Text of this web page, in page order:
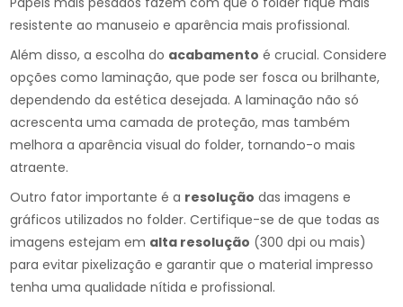
resistente ao manuseio e aparência mais profissional.
Além disso, a escolha do acabamento é crucial. Considere
opções como laminação, que pode ser fosca ou brilhante,
dependendo da estética desejada. A laminação não só
acrescenta uma camada de proteção, mas também
melhora a aparência visual do folder, tornando-o mais
atraente.
Outro fator importante é a resolução das imagens e
gráficos utilizados no folder. Certifique-se de que todas as
imagens estejam em alta resolução (300 dpi ou mais)
para evitar pixelização e garantir que o material impresso
tenha uma qualidade nítida e profissional.